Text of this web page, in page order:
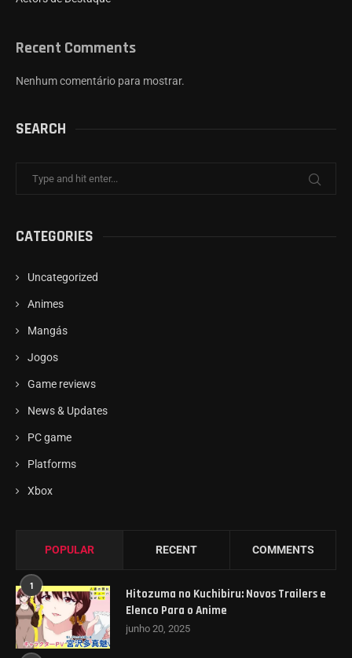
Recent Comments
Nenhum comentário para mostrar.
SEARCH
CATEGORIES
Uncategorized
Animes
Mangás
Jogos
Game reviews
News & Updates
PC game
Platforms
Xbox
POPULAR RECENT COMMENTS
1
Hitozuma no Kuchibiru: Novos Trailers e
Elenco Para o Anime
junho 20, 2025